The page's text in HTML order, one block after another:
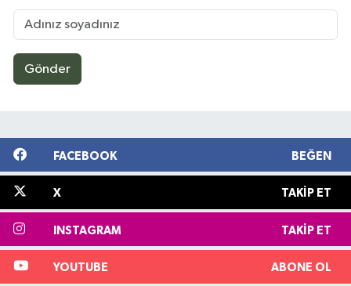
Gönder
FACEBOOK BEĞEN
X TAKIP ET
INSTAGRAM TAKIP ET
YOUTUBE ABONE OL